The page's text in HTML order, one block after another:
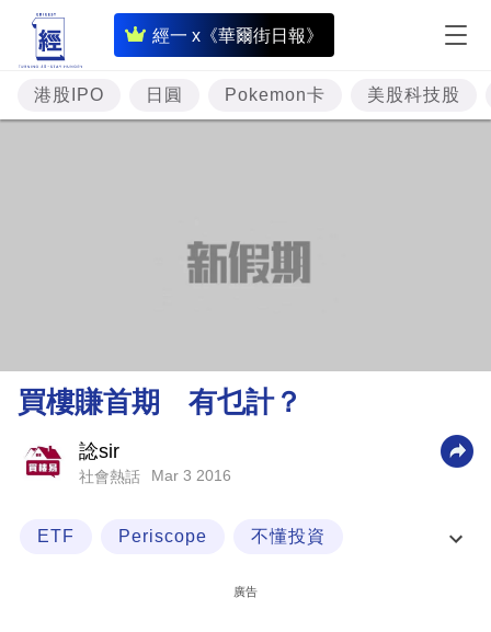
經一 x《華爾街日報》
即
時
財
經
理
財
業
港股IPO 日圓 Pokemon卡 美股科技股
買樓賺首期 有乜計？
諗sir
社會熱話 Mar 3 2016
ETF Periscope 不懂投資
廣告